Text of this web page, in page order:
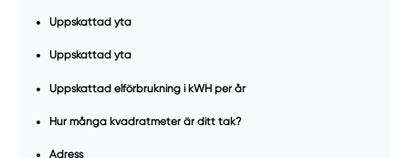
Uppskattad yta
Uppskattad yta
Uppskattad elförbrukning i kWH per år
Hur många kvadratmeter är ditt tak?
Adress